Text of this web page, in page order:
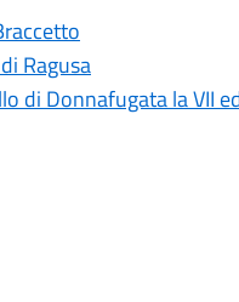
Ragusa
di Donnafugata la VII